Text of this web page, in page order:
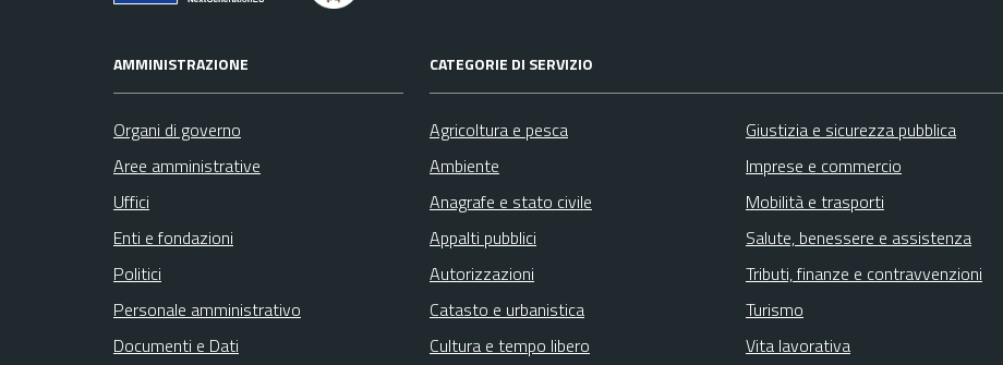
AMMINISTRAZIONE
Organi di governo
Aree amministrative
Uffici
Enti e fondazioni
Politici
Personale amministrativo
Documenti e Dati
CATEGORIE DI SERVIZIO
Agricoltura e pesca
Ambiente
Anagrafe e stato civile
Appalti pubblici
Autorizzazioni
Catasto e urbanistica
Cultura e tempo libero
Giustizia e sicurezza pubblica
Imprese e commercio
Mobilità e trasporti
Salute, benessere e assistenza
Tributi, finanze e contravvenzioni
Turismo
Vita lavorativa